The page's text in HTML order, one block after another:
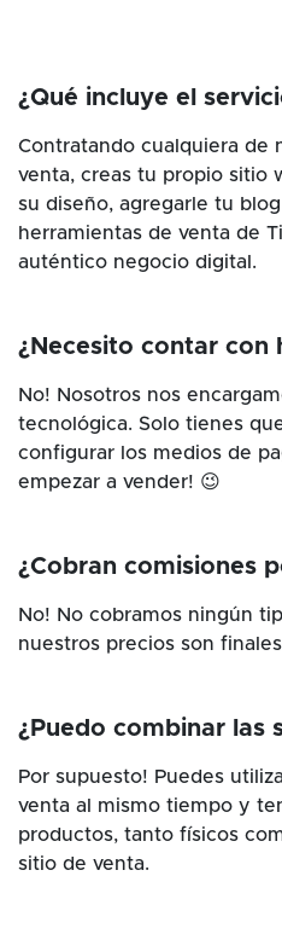
¿Qué incluye el
Contratando cualquiera de
venta, creas tu propio sitio
su diseño, agregarle tu
herramientas de venta de
auténtico negocio digital.
¿Necesito contar con
No! Nosotros nos
tecnológica. Solo tienes
configurar los medios de
empezar a vender! 😉
¿Cobran comisiones
No! No cobramos ningún
nuestros precios son
¿Puedo combinar las
Por supuesto! Puedes
venta al mismo tiempo y
productos, tanto físicos
sitio de venta.